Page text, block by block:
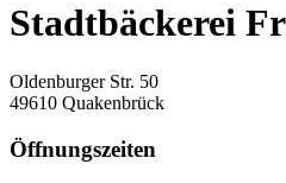
Stadtbäckerei
Oldenburger Str. 50
49610 Quakenbrück
Öffnungszeiten